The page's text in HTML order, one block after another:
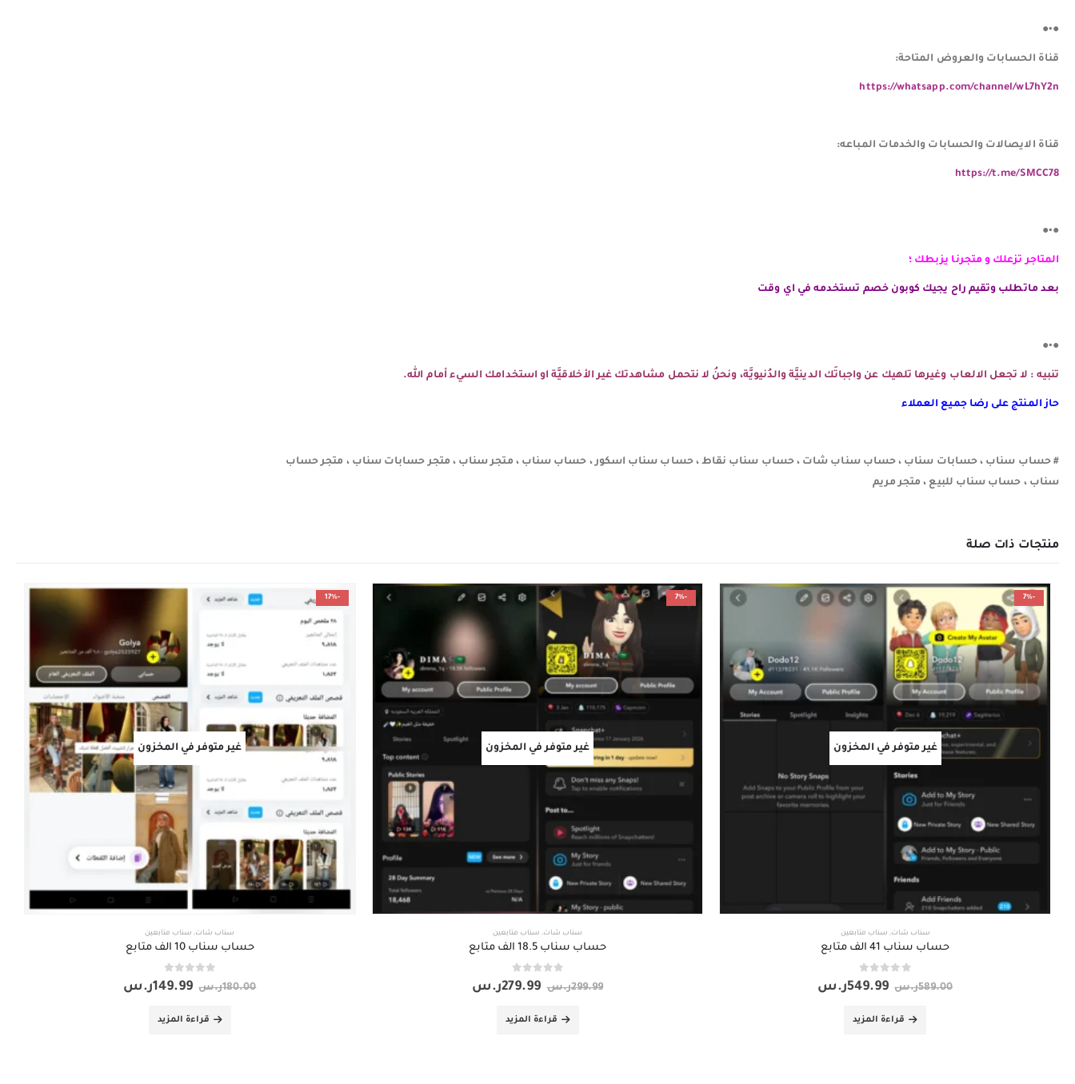
●•●
قناة الحسابات والعروض المتاحة:
https://whatsapp.com/channel/wL7hY2n
قناة الايصالات والحسابات والخدمات المباعه:
https://t.me/SMCC78
●•●
المتاجر تزعلك و متجرنا يزبطك ؛
بعد ماتطلب وتقيم راح يجيك كوبون خصم تستخدمه في اي وقت
●•●
تنبيه : لا تجعل الالعاب وغيرها تلهيك عن واجباتَك الدينيَّة والدُنيويَّة، ونحنُ لا نتحمل مشاهدتك غير الأخلاقيَّة او استخدامك السيء أمام الله.
حاز المنتج على رضا جميع العملاء
# حساب سناب ، حسابات سناب ، حساب سناب شات ، حساب سناب نقاط ، حساب سناب اسكور ، حساب سناب ، متجر سناب ، متجر حسابات سناب ، متجر حساب
سناب ، حساب سناب للبيع ، متجر مريم
منتجات ذات صلة
-7%
غير متوفر في المخزون
سناب شات, سناب متابعين
حساب سناب 41 الف متابع
589.00ر.س 549.99ر.س
قراءة المزيد
-7%
غير متوفر في المخزون
سناب شات, سناب متابعين
حساب سناب 18.5 الف متابع
299.99ر.س 279.99ر.س
قراءة المزيد
-17%
غير متوفر في المخزون
سناب شات, سناب متابعين
حساب سناب 10 الف متابع
180.00ر.س 149.99ر.س
قراءة المزيد